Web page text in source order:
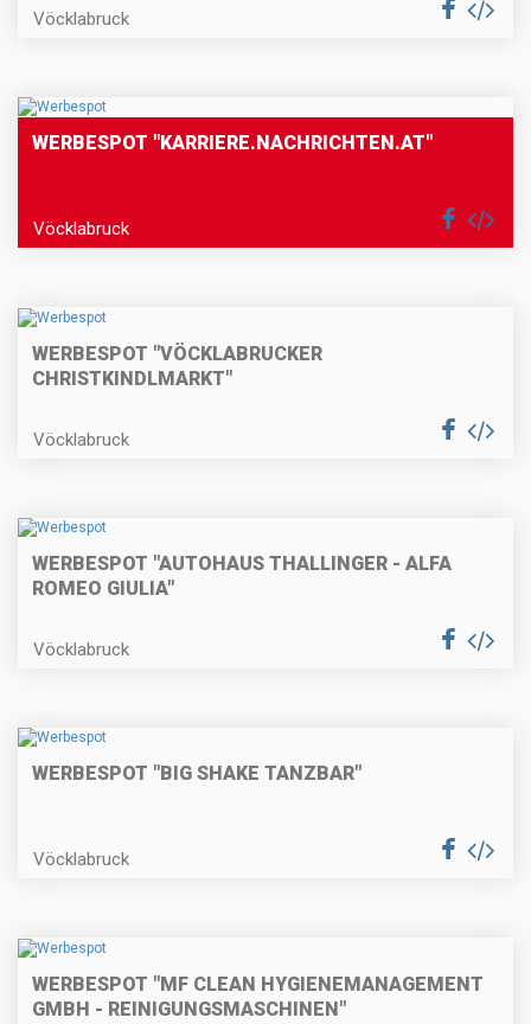
Vöcklabruck
WERBESPOT "KARRIERE.NACHRICHTEN.AT"
Vöcklabruck
WERBESPOT "VÖCKLABRUCKER
CHRISTKINDLMARKT"
Vöcklabruck
WERBESPOT "AUTOHAUS THALLINGER - ALFA
ROMEO GIULIA"
Vöcklabruck
WERBESPOT "BIG SHAKE TANZBAR"
Vöcklabruck
WERBESPOT "MF CLEAN HYGIENEMANAGEMENT
GMBH - REINIGUNGSMASCHINEN"